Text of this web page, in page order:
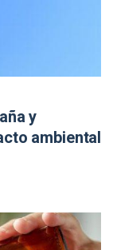
y
ambiental